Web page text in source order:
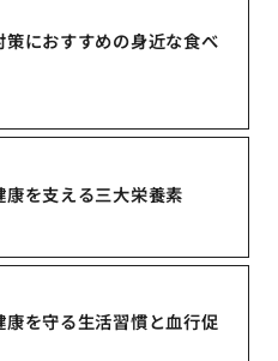
におすすめの身近な食べ
を支える三大栄養素
を守る生活習慣と血行促